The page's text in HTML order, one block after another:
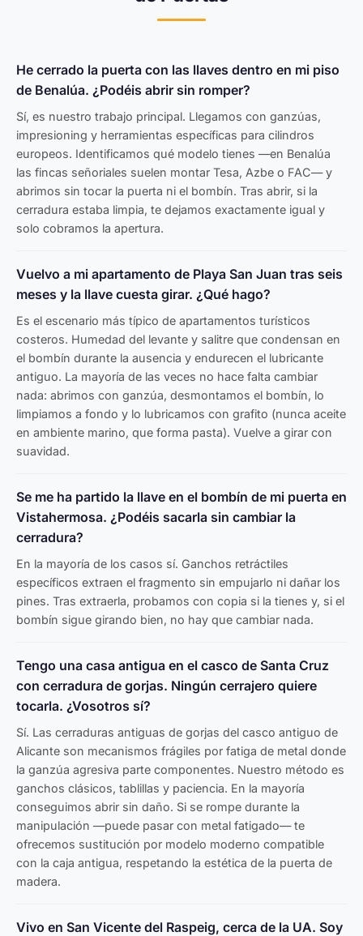
He cerrado la puerta con las llaves dentro en mi piso
de Benalúa. ¿Podéis abrir sin romper?
Sí, es nuestro trabajo principal. Llegamos con ganzúas,
impresioning y herramientas específicas para cilindros
europeos. Identificamos qué modelo tienes —en Benalúa
las fincas señoriales suelen montar Tesa, Azbe o FAC— y
abrimos sin tocar la puerta ni el bombín. Tras abrir, si la
cerradura estaba limpia, te dejamos exactamente igual y
solo cobramos la apertura.
Vuelvo a mi apartamento de Playa San Juan tras seis
meses y la llave cuesta girar. ¿Qué hago?
Es el escenario más típico de apartamentos turísticos
costeros. Humedad del levante y salitre que condensan en
el bombín durante la ausencia y endurecen el lubricante
antiguo. La mayoría de las veces no hace falta cambiar
nada: abrimos con ganzúa, desmontamos el bombín, lo
limpiamos a fondo y lo lubricamos con grafito (nunca aceite
en ambiente marino, que forma pasta). Vuelve a girar con
suavidad.
Se me ha partido la llave en el bombín de mi puerta en
Vistahermosa. ¿Podéis sacarla sin cambiar la
cerradura?
En la mayoría de los casos sí. Ganchos retráctiles
específicos extraen el fragmento sin empujarlo ni dañar los
pines. Tras extraerla, probamos con copia si la tienes y, si el
bombín sigue girando bien, no hay que cambiar nada.
Tengo una casa antigua en el casco de Santa Cruz
con cerradura de gorjas. Ningún cerrajero quiere
tocarla. ¿Vosotros sí?
Sí. Las cerraduras antiguas de gorjas del casco antiguo de
Alicante son mecanismos frágiles por fatiga de metal donde
la ganzúa agresiva parte componentes. Nuestro método es
ganchos clásicos, tablillas y paciencia. En la mayoría
conseguimos abrir sin daño. Si se rompe durante la
manipulación —puede pasar con metal fatigado— te
ofrecemos sustitución por modelo moderno compatible
con la caja antigua, respetando la estética de la puerta de
madera.
Vivo en San Vicente del Raspeig, cerca de la UA. Soy